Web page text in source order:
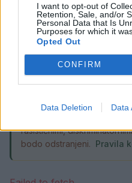
I want to opt-out of
Retention, Sale, and/or
Personal Data that Is
Purposes for which it
Opted Out
CONFIRM
Data Deletion Data
5. avgust
posameznik kazensko
rasističnimi,
bodo odstranjeni.
Pravila